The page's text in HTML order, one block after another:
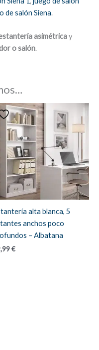
de salón Siena.
asimétricay
o salón.
alta blanca, 5
anchos poco
– Albatana
€